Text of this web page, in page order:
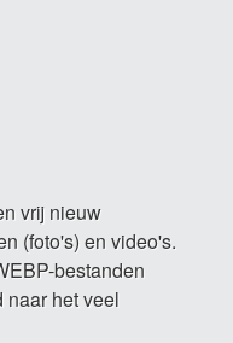
vrij nieuw
(foto's) en video's.
bestanden
het veel